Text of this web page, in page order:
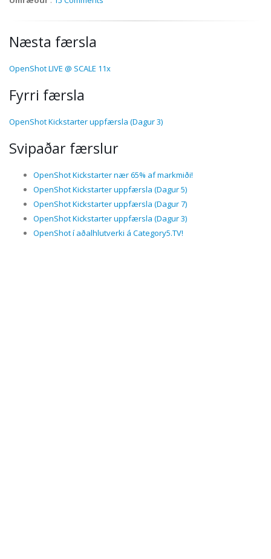
Næsta færsla
OpenShot LIVE @ SCALE 11x
Fyrri færsla
OpenShot Kickstarter uppfærsla (Dagur 3)
Svipaðar færslur
OpenShot Kickstarter nær 65% af markmiði!
OpenShot Kickstarter uppfærsla (Dagur 5)
OpenShot Kickstarter uppfærsla (Dagur 7)
OpenShot Kickstarter uppfærsla (Dagur 3)
OpenShot í aðalhlutverki á Category5.TV!